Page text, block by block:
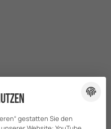
gestatten Sie den